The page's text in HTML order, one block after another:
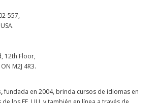
557,
12th Floor,
M2J 4R3.
fundada en 2004, brinda cursos de idiomas en